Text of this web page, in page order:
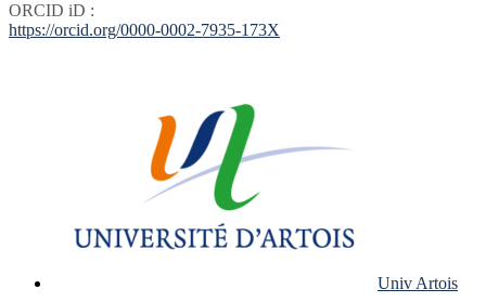
ORCID iD :
https://orcid.org/0000-0002-7935-173X
Univ Artois